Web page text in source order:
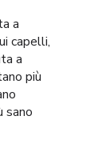
a
capelli,
a
più
sano